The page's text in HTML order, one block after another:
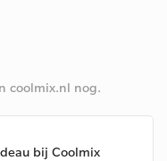
coolmix.nl nog.
bij Coolmix